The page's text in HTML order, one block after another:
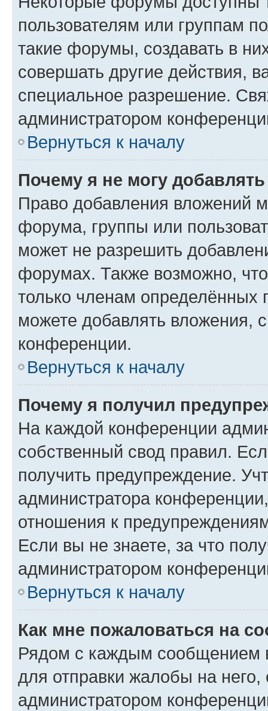
пользователям или группам
такие форумы, создавать в
совершать другие действия,
специальное разрешение.
администратором
Вернуться к началу
Почему я не могу
Право добавления вложений
форума, группы или
может не разрешить
форумах. Также возможно,
только членам определённых
можете добавлять вложения,
конференции.
Вернуться к началу
Почему я получил
На каждой конференции
собственный свод правил.
получить предупреждение.
администратора
отношения к
Если вы не знаете, за что
администратором
Вернуться к началу
Как мне пожаловаться на
Рядом с каждым сообщением
для отправки жалобы на
администратором